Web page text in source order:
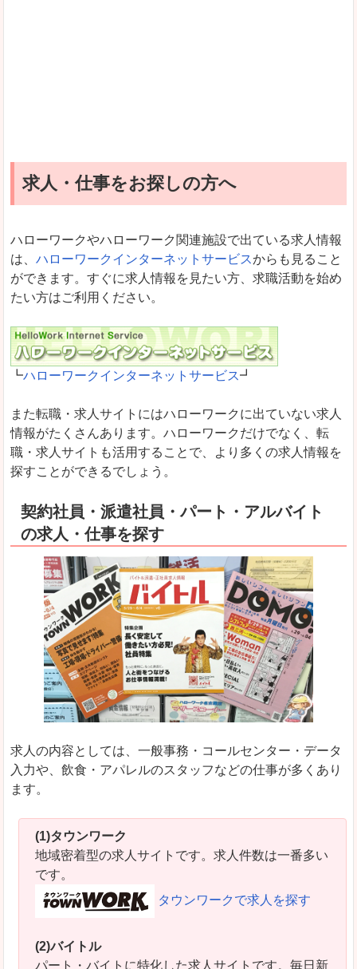
求人・仕事をお探しの方へ
ハローワークやハローワーク関連施設で出ている求人情報
は、 ハローワークインターネットサービスからも見ること
ができます。すぐに求人情報を見たい方、求職活動を始め
たい方はご利用ください。
┗ハローワークインターネットサービス┛
また転職・求人サイトにはハローワークに出ていない求人
情報がたくさんあります。ハローワークだけでなく、転
職・求人サイトも活用することで、より多くの求人情報を
探すことができるでしょう。
契約社員・派遣社員・パート・アルバイト
の求人・仕事を探す
求人の内容としては、一般事務・コールセンター・データ
入力や、飲食・アパレルのスタッフなどの仕事が多くあり
ます。
(1)タウンワーク
地域密着型の求人サイトです。求人件数は一番多い
です。
タウンワークで求人を探す
(2)バイトル
パート・バイトに特化した求人サイトです。毎日新